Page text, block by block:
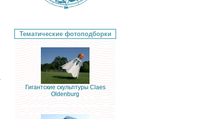
Тематические фотоподборки
Гигантские скульптуры Claes
Oldenburg